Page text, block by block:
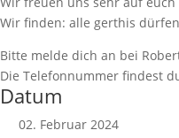
Wir finden: alle gerthis
Bitte melde dich an bei
Die Telefonnummer findest
Datum
02. Februar 2024